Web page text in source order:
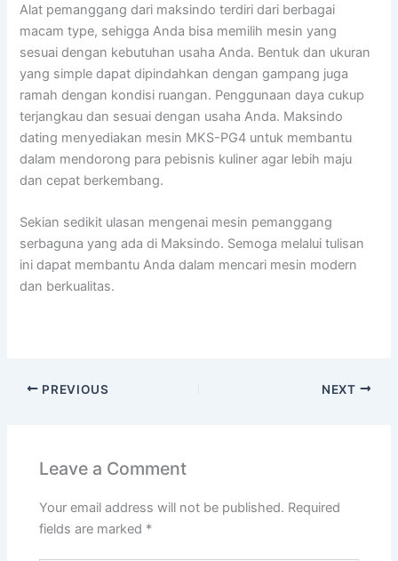
Alat pemanggang dari maksindo terdiri dari berbagai
macam type, sehigga Anda bisa memilih mesin yang
sesuai dengan kebutuhan usaha Anda. Bentuk dan ukuran
yang simple dapat dipindahkan dengan gampang juga
ramah dengan kondisi ruangan. Penggunaan daya cukup
terjangkau dan sesuai dengan usaha Anda. Maksindo
dating menyediakan mesin MKS-PG4 untuk membantu
dalam mendorong para pebisnis kuliner agar lebih maju
dan cepat berkembang.
Sekian sedikit ulasan mengenai mesin pemanggang
serbaguna yang ada di Maksindo. Semoga melalui tulisan
ini dapat membantu Anda dalam mencari mesin modern
dan berkualitas.
PREVIOUS NEXT
Leave a Comment
Your email address will not be published. Required
fields are marked *